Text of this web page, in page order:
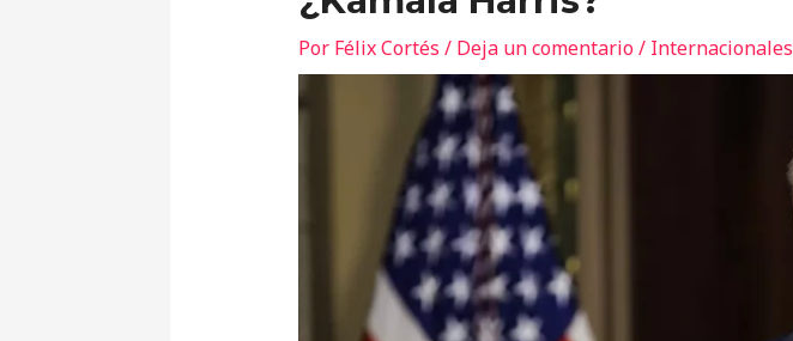
Por Félix Cortés / Deja un comentario/ Internacionales